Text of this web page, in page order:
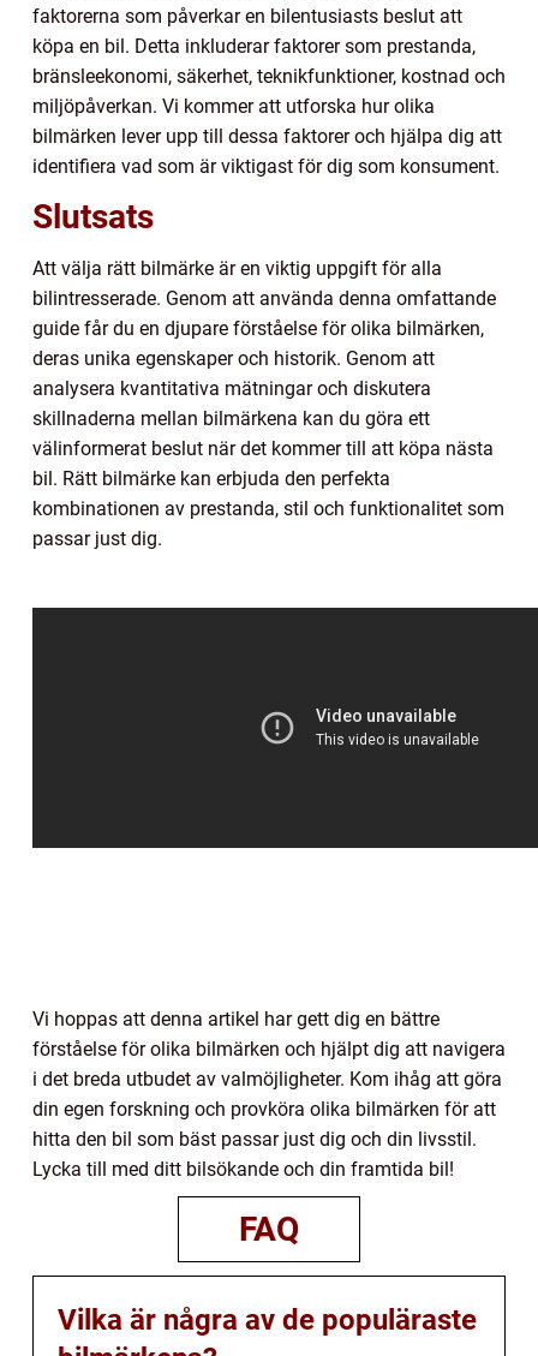
faktorerna som påverkar en bilentusiasts beslut att
köpa en bil. Detta inkluderar faktorer som prestanda,
bränsleekonomi, säkerhet, teknikfunktioner, kostnad och
miljöpåverkan. Vi kommer att utforska hur olika
bilmärken lever upp till dessa faktorer och hjälpa dig att
identifiera vad som är viktigast för dig som konsument.
Slutsats
Att välja rätt bilmärke är en viktig uppgift för alla
bilintresserade. Genom att använda denna omfattande
guide får du en djupare förståelse för olika bilmärken,
deras unika egenskaper och historik. Genom att
analysera kvantitativa mätningar och diskutera
skillnaderna mellan bilmärkena kan du göra ett
välinformerat beslut när det kommer till att köpa nästa
bil. Rätt bilmärke kan erbjuda den perfekta
kombinationen av prestanda, stil och funktionalitet som
passar just dig.
Vi hoppas att denna artikel har gett dig en bättre
förståelse för olika bilmärken och hjälpt dig att navigera
i det breda utbudet av valmöjligheter. Kom ihåg att göra
din egen forskning och provköra olika bilmärken för att
hitta den bil som bäst passar just dig och din livsstil.
Lycka till med ditt bilsökande och din framtida bil!
FAQ
Vilka är några av de populäraste